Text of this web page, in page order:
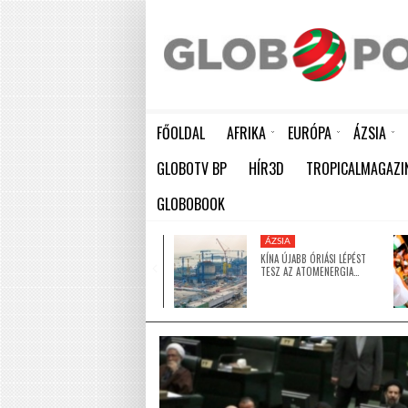
FŐOLDAL AFRIKA EURÓPA ÁZSIA
GLOBOTV BP HÍR3D
GLOBOBOOK
ÁZSIA
KÍNA ÚJABB ÓRIÁSI LÉPÉST
TESZ AZ ATOMENERGIA…